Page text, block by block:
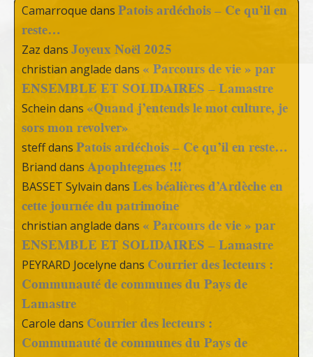
Camarroque dans Patois ardéchois – Ce qu’il en
reste…
Zaz dans Joyeux Noël 2025
christian anglade dans « Parcours de vie » par
ENSEMBLE ET SOLIDAIRES – Lamastre
Schein dans «Quand j’entends le mot culture, je
sors mon revolver»
steffdans Patois ardéchois – Ce qu’il en reste…
Briand dans Apophtegmes !!!
BASSET Sylvain dans Les béalières d’Ardèche en
cette journée du patrimoine
christian anglade dans « Parcours de vie » par
ENSEMBLE ET SOLIDAIRES – Lamastre
PEYRARD Jocelyne dans Courrier des lecteurs :
Communauté de communes du Pays de
Lamastre
Carole dans Courrier des lecteurs :
Communauté de communes du Pays de